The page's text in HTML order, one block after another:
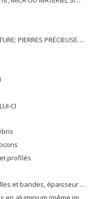
MÉTAUX PRÉCIEUX ET OUVRAGES EN CES MATIÈRES; IMITATION BIJOUTERIE; PIÈCE DE MONNAIE
CI
profilés
épaisseur supérieure à 0,2 mm